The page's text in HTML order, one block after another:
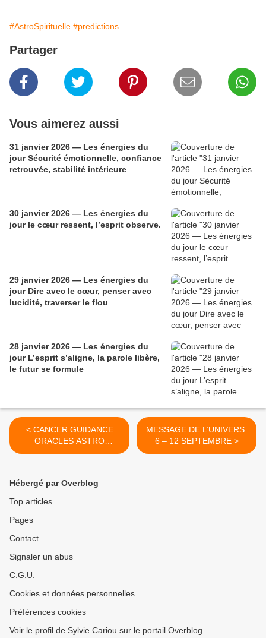
#AstroSpirituelle #predictions
Partager
Vous aimerez aussi
31 janvier 2026 — Les énergies du
jour Sécurité émotionnelle, confiance
retrouvée, stabilité intérieure
30 janvier 2026 — Les énergies du
jour le cœur ressent, l’esprit observe.
29 janvier 2026 — Les énergies du
jour Dire avec le cœur, penser avec
lucidité, traverser le flou
28 janvier 2026 — Les énergies du
jour L’esprit s’aligne, la parole libère,
le futur se formule
< CANCER GUIDANCE
ORACLES ASTRO
SEPTEMBRE 2021 LA
MESSAGE DE L’UNIVERS
6 – 12 SEPTEMBRE >
Hébergé par Overblog
Top articles
Pages
Contact
Signaler un abus
C.G.U.
Cookies et données personnelles
Préférences cookies
Voir le profil de Sylvie Cariou sur le portail Overblog